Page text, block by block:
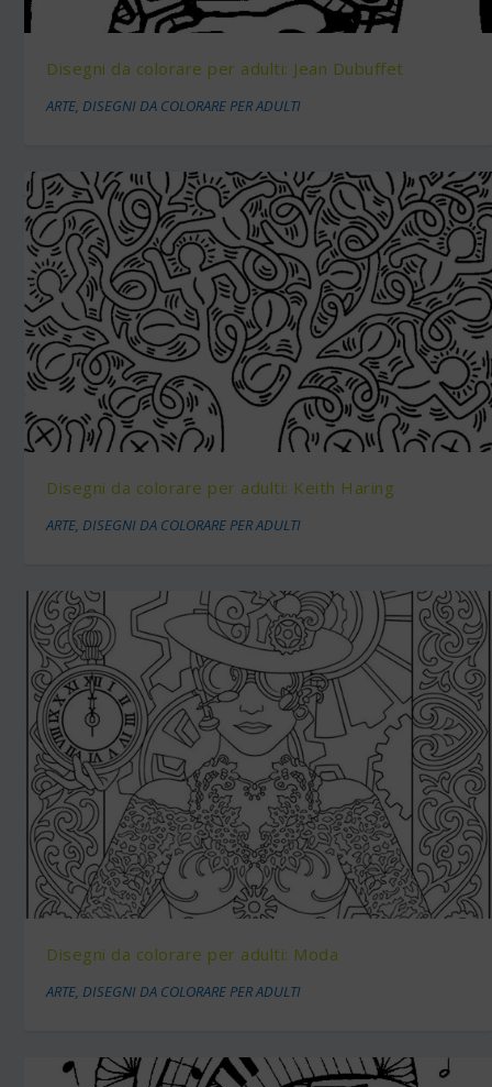
Disegni da colorare per adulti: Jean Dubuffet
ARTE,DISEGNI DA COLORARE PER ADULTI
Disegni da colorare per adulti: Keith Haring
ARTE,DISEGNI DA COLORARE PER ADULTI
Disegni da colorare per adulti: Moda
ARTE,DISEGNI DA COLORARE PER ADULTI